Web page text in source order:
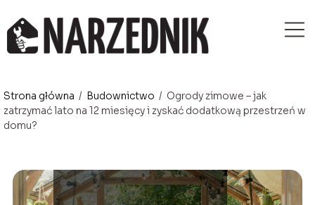
Strona główna / Budownictwo / Ogrody zimowe – jak
zatrzymać lato na 12 miesięcy i zyskać dodatkową przestrzeń w
domu?